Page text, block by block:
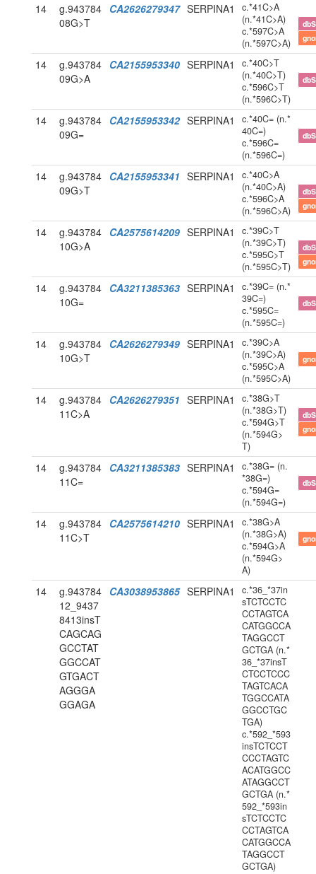
14
g.943784
08G>T
CA2626279347 SERPINA1
c.*41C>A
(n.*41C>A)
c.*597C>A
(n.*597C>A)
14
g.943784
09G>A
CA2155953340 SERPINA1
c.*40C>T
(n.*40C>T)
c.*596C>T
(n.*596C>T)
14
g.943784
09G=
CA2155953342 SERPINA1
c.*40C= (n.*
40C=)
c.*596C=
(n.*596C=)
14
g.943784
09G>T
CA2155953341 SERPINA1
c.*40C>A
(n.*40C>A)
c.*596C>A
(n.*596C>A)
14
g.943784
10G>A
CA2575614209 SERPINA1
c.*39C>T
(n.*39C>T)
c.*595C>T
(n.*595C>T)
14
g.943784
10G=
CA3211385363 SERPINA1
c.*39C= (n.*
39C=)
c.*595C=
(n.*595C=)
14
g.943784
10G>T
CA2626279349 SERPINA1
c.*39C>A
(n.*39C>A)
c.*595C>A
(n.*595C>A)
14
g.943784
11C>A
CA2626279351 SERPINA1
c.*38G>T
(n.*38G>T)
c.*594G>T
(n.*594G>
T)
14
g.943784
11C=
CA3211385383 SERPINA1
c.*38G= (n.
*38G=)
c.*594G=
(n.*594G=)
14
g.943784
11C>T
CA2575614210 SERPINA1
c.*38G>A
(n.*38G>A)
c.*594G>A
(n.*594G>
A)
14
g.943784
12_9437
8413insT
CAGCAG
GCCTAT
GGCCAT
GTGACT
AGGGA
GGAGA
CA3038953865 SERPINA1
c.*36_*37in
sTCTCCTC
CCTAGTCA
CATGGCCA
TAGGCCT
GCTGA (n.*
36_*37insT
CTCCTCCC
TAGTCACA
TGGCCATA
GGCCTGC
TGA)
c.*592_*593
insTCTCCT
CCCTAGTC
ACATGGCC
ATAGGCCT
GCTGA (n.*
592_*593in
sTCTCCTC
CCTAGTCA
CATGGCCA
TAGGCCT
GCTGA)